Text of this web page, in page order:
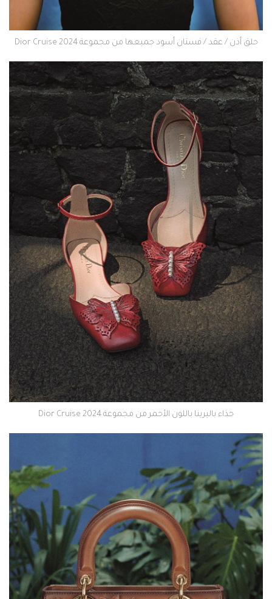
حلق أذن / عقد / فستان أسود جميعها من مجموعة Dior Cruise 2024
حذاء باليرينا باللون الأحمر من مجموعة Dior Cruise 2024